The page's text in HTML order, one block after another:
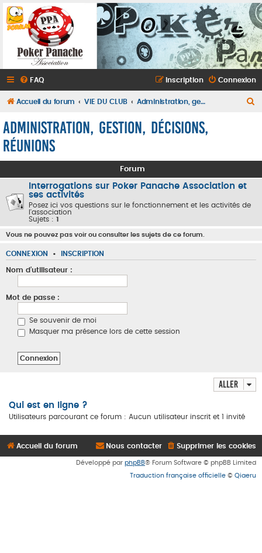
FAQ Connexion
Inscription
Accueil du forum VIE DU CLUB Administration, gestion, décisions, réunions
e
r
Administration, gestion, décisions,
réunions
Forum
Interrogations sur Poker Panache Association et
ses activités
Posez ici vos questions sur le fonctionnement et les activités de
l'association
Sujets : 1
Vous ne pouvez pas voir ou consulter les sujets de ce forum.
CONNEXION • INSCRIPTION
Nom d’utilisateur :
Mot de passe :
Se souvenir de moi
Masquer ma présence lors de cette session
Aller
Qui est en ligne ?
Utilisateurs parcourant ce forum : Aucun utilisateur inscrit et 1 invité
Accueil du forum Supprimer les cookies
Nous contacter
Développé par phpBB® Forum Software © phpBB Limited
Traduction française officielle © Qiaeru